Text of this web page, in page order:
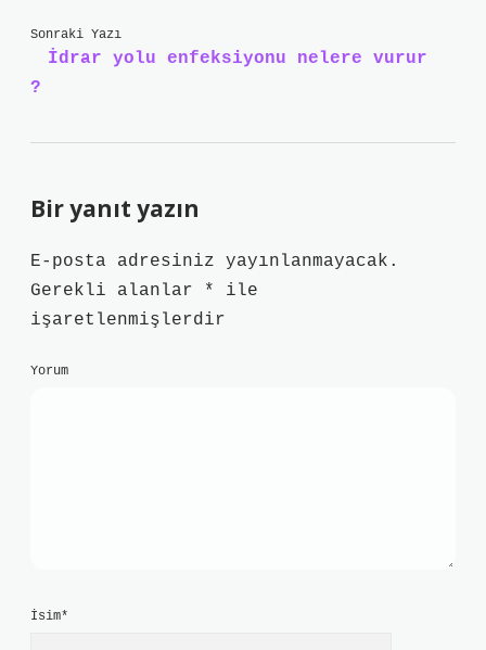
Sonraki Yazı
İdrar yolu enfeksiyonu nelere vurur
?
Bir yanıt yazın
E-posta adresiniz yayınlanmayacak.
Gerekli alanlar
*
ile
işaretlenmişlerdir
Yorum
İsim*